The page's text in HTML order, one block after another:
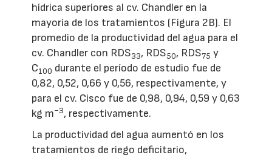
hídrica superiores al cv. Chandler en la
mayoría de los tratamientos (Figura 2B). El
promedio de la productividad del agua para el
cv. Chandler con RDS33, RDS50, RDS75 y
C100 durante el período de estudio fue de
0,82, 0,52, 0,66 y 0,56, respectivamente, y
para el cv. Cisco fue de 0,98, 0,94, 0,59 y 0,63
kg m−3, respectivamente.
La productividad del agua aumentó en los
tratamientos de riego deficitario,